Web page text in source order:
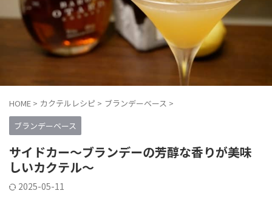
HOME > カクテルレシピ > ブランデーベース >
ブランデーベース
サイドカー～ブランデーの芳醇な香りが美味
しいカクテル～
2025-05-11